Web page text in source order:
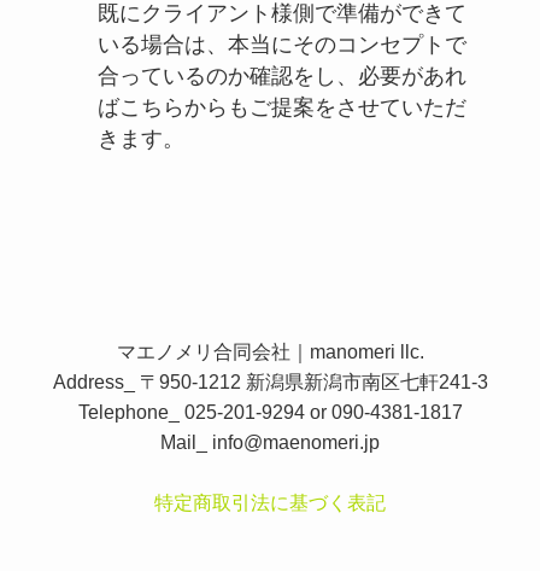
既にクライアント様側で準備ができて
いる場合は、本当にそのコンセプトで
合っているのか確認をし、必要があれ
ばこちらからもご提案をさせていただ
きます。
マエノメリ合同会社｜manomeri llc.
Address_ 〒950-1212 新潟県新潟市南区七軒241-3
Telephone_ 025-201-9294 or 090-4381-1817
Mail_ info@maenomeri.jp
特定商取引法に基づく表記